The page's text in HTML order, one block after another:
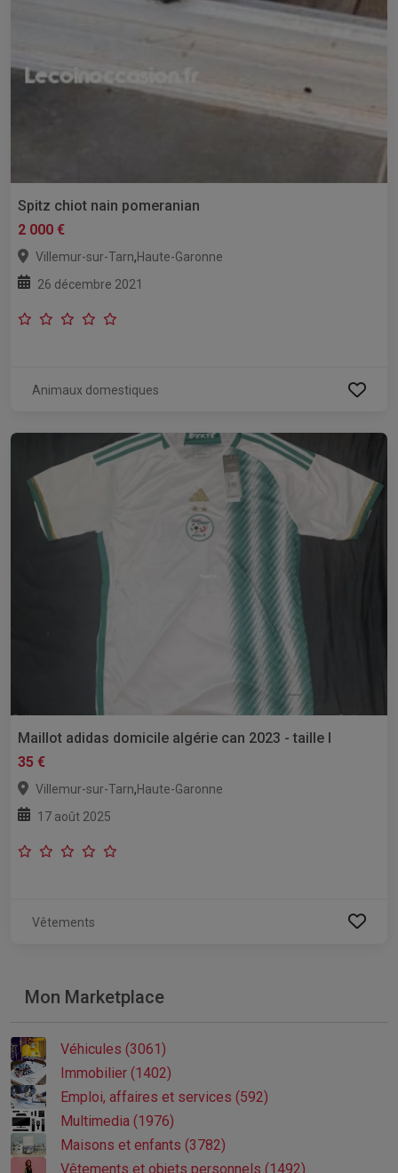
Spitz chiot nain pomeranian
2 000 €
Villemur-sur-Tarn,Haute-Garonne
26 décembre 2021
Animaux domestiques
Maillot adidas domicile algérie can 2023 - taille l
35 €
Villemur-sur-Tarn,Haute-Garonne
17 août 2025
Vêtements
Mon Marketplace
Véhicules (3061)
Immobilier (1402)
Emploi, affaires et services (592)
Multimedia (1976)
Maisons et enfants (3782)
Vêtements et objets personnels (1492)